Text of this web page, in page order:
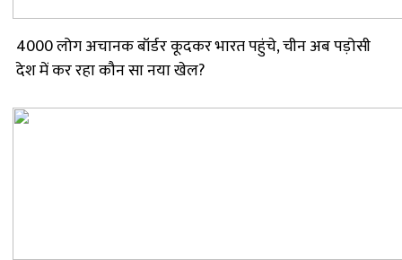
4000 लोग अचानक बॉर्डर कूदकर भारत पहुंचे, चीन अब पड़ोसी
देश में कर रहा कौन सा नया खेल?